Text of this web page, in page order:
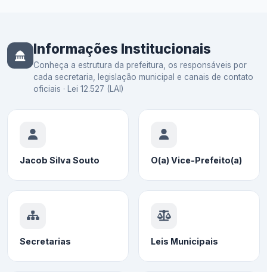
Informações Institucionais
Conheça a estrutura da prefeitura, os responsáveis por
cada secretaria, legislação municipal e canais de contato
oficiais · Lei 12.527 (LAI)
Jacob Silva Souto O(a) Vice-Prefeito(a)
Secretarias Leis Municipais